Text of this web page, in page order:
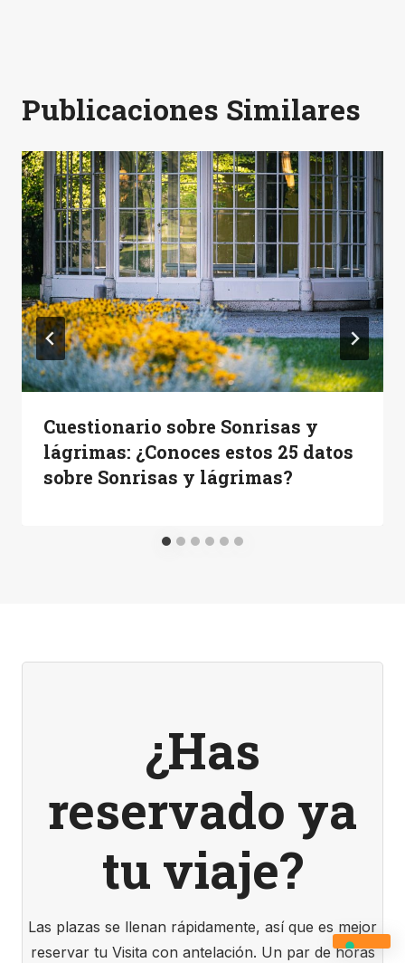
Publicaciones Similares
Cuestionario sobre Sonrisas y
lágrimas: ¿Conoces estos 25 datos
sobre Sonrisas y lágrimas?
¿Has
reservado ya
tu viaje?
Las plazas se llenan rápidamente, así que es mejor
reservar tu Visita con antelación. Un par de horas